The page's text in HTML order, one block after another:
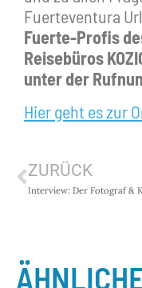
Fuerteventura
Fuerte-Profis
Reisebüros
unter der
Hier geht es zur
ZURÜCK